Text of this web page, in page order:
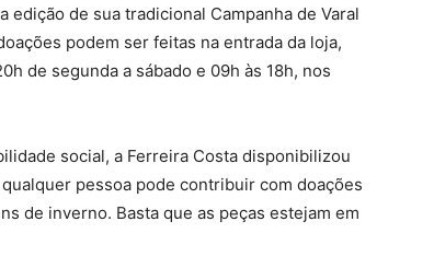
edição de sua tradicional Campanha de Varal
podem ser feitas na entrada da loja,
de segunda a sábado e 09h às 18h, nos
social, a Ferreira Costa disponibilizou
pessoa pode contribuir com doações
de inverno. Basta que as peças estejam em